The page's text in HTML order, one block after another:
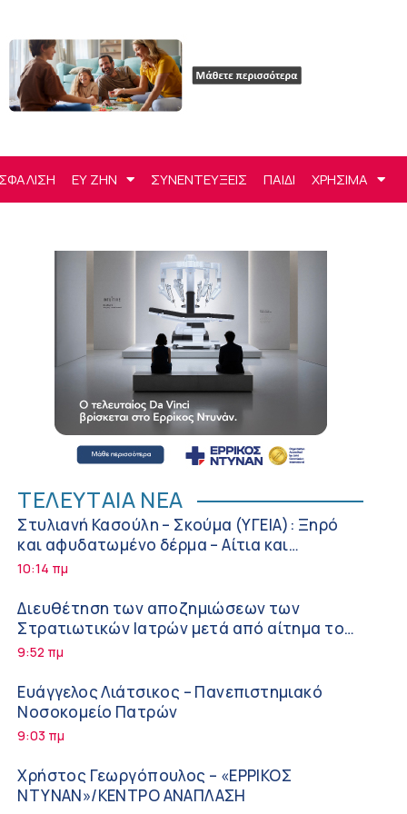
ΕΥ ΖΗΝ ΣΥΝΕΝΤΕΥΞΕΙΣ ΠΑΙΔΙ ΧΡΗΣΙΜΑ
ΤΕΛΕΥΤΑΙΑ ΝΕΑ
Στυλιανή Κασούλη – Σκούμα (ΥΓΕΙΑ): Ξηρό
και αφυδατωμένο δέρμα – Αίτια και
αντιμετώπιση
10:14 πμ
Διευθέτηση των αποζημιώσεων των
Στρατιωτικών Ιατρών μετά από αίτημα του
ΙΣΑ
9:52 πμ
Ευάγγελος Λιάτσικος – Πανεπιστημιακό
Νοσοκομείο Πατρών
9:03 πμ
Χρήστος Γεωργόπουλος – «ΕΡΡΙΚΟΣ
ΝΤΥΝΑΝ»/ΚΕΝΤΡΟ ΑΝΑΠΛΑΣΗ